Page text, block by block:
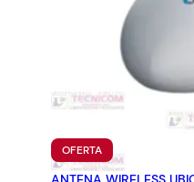
OFERTAPRODUCTO
EN
OFERTA